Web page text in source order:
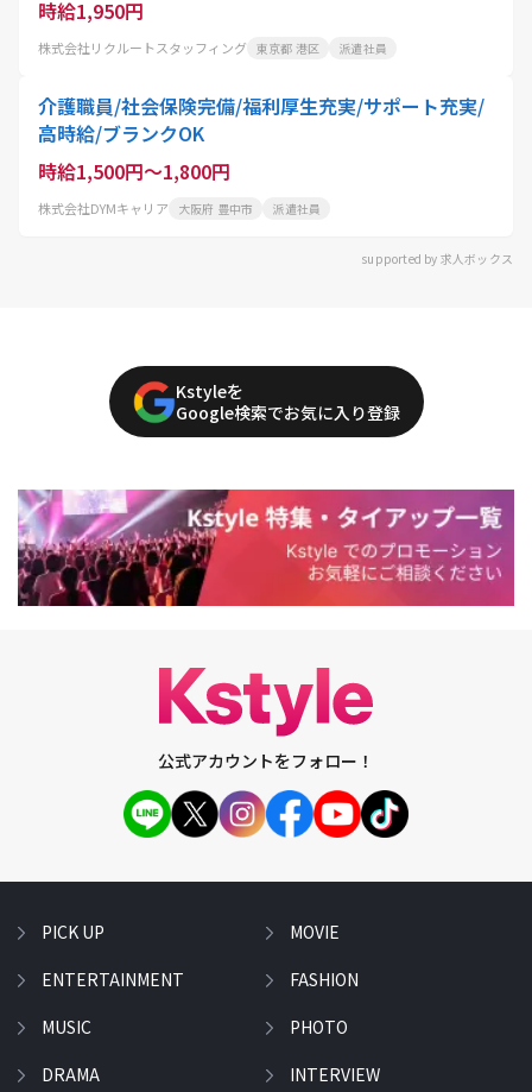
時給1,950円
株式会社リクルートスタッフィング 東京都 港区 派遣社員
介護職員/社会保険完備/福利厚生充実/サポート充実/
高時給/ブランクOK
時給1,500円～1,800円
株式会社DYMキャリア 大阪府 豊中市 派遣社員
supported by 求人ボックス
Kstyleを
Google検索でお気に入り登録
公式アカウントをフォロー！
PICK UP
ENTERTAINMENT
MUSIC
DRAMA
MOVIE
FASHION
PHOTO
INTERVIEW